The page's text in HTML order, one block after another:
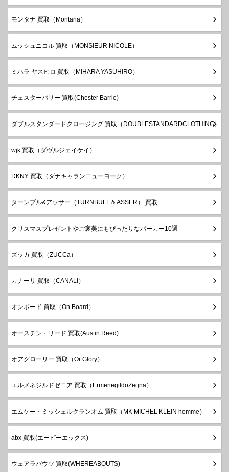
モンタナ 買取（Montana）
ムッシュニコル 買取（MONSIEUR NICOLE）
ミハラ ヤスヒロ 買取（MIHARA YASUHIRO）
チェスターバリー 買取(Chester Barrie)
ダブルスタンダードクロージング 買取（DOUBLESTANDARDCLOTHING）
wjk 買取（ダヴルジェイケイ）
DKNY 買取（ダナキャランニューヨーク）
ターンブル&アッサー（TURNBULL & ASSER） 買取
クリスマスプレゼントやご褒美にもぴったりなパーカー10選
ズッカ 買取（ZUCCa）
カナーリ 買取（CANALI）
オンボード 買取（On Board）
オースチン・リード 買取(Austin Reed)
オアグローリー 買取（Or Glory）
エルメネジルドゼニア 買取（ErmenegildoZegna）
エムケー・ミッシェルクランオム 買取（MK MICHEL KLEIN homme）
abx 買取(エービーエックス)
ウェアラバウツ 買取(WHEREABOUTS)